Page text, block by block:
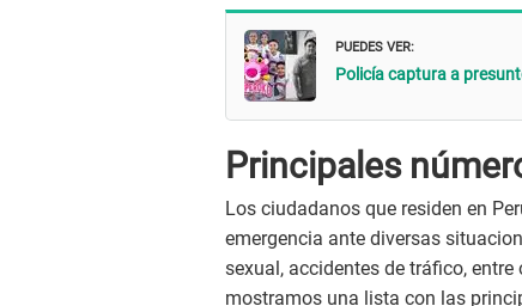
PUEDES VER:
Policía captura a
Principales
Los ciudadanos que residen en
emergencia ante diversas
sexual, accidentes de tráfico,
mostramos una lista con las